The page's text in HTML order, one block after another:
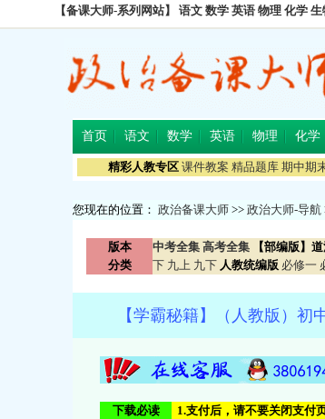
【备课大师-系列网站】 语文 数学 英语 物理 化学 生
首页 语文 数学 英语 物理 化学
精彩人教专区 课件教案 精品题库 期中期
您现在的位置： 政治备课大师 >> 政治大师-导航
版本
分类
中考全集 高考全集 【部编版】
下 九上 九下 人教统编版 必修一
【学霸秘籍】（人教版）初
下载必读
1.支付后，请不要关闭支付